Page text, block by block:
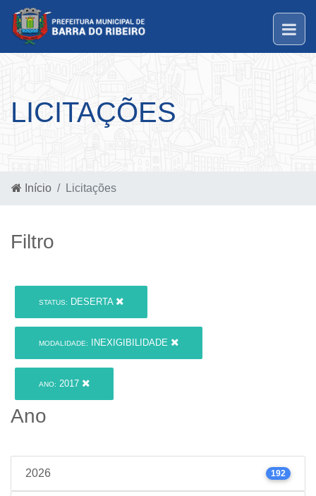
LICITAÇÕES
Início Licitações
Filtro
STATUS: DESERTA
MODALIDADE: INEXIGIBILIDADE
ANO: 2017
Ano
2026 192